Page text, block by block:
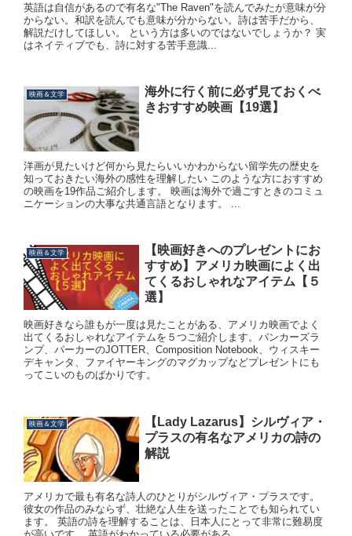
英語は自信があるので有名な"The Raven"を読んでみたが意味が分
からない。和訳を読んでも意味が分からない。詩は苦手だから、
解説だけしてほしい。 という方は多いのではないでしょうか？ 実
はネイティブでも、詩に対する苦手意識...
映画＆文学
海外に行く前に必ず見ておくべ
きおすすめ映画【19選】
洋画が見たいけど何から見たらいいかわからない留学先の歴史を
知っておきたい海外の感性を理解したい このような方におすすめ
の映画を19作品ご紹介します。 映画は海外で過ごすときのコミュ
ニケーションの大事な共通言語となります。 ...
映画＆文学
【映画好きへのプレゼントにお
すすめ】アメリカ映画によく出
てくるおしゃれなアイテム【５
選】
映画好きなら誰もが一度は見たことがある、アメリカ映画でよく
出てくるおしゃれなアイテムを５つご紹介します。バンカーズラ
ンプ、パーカーのJOTTER、Composition Notebook、ウィスキー
デキャンタ、ファイヤーキングのマグカップなどプレゼントにも
ってこいのものばかりです。
映画＆文学
【Lady Lazarus】シルヴィア・
プラスの有名なアメリカの詩の
解説
アメリカで最も有名な詩人のひとりがシルヴィア・プラスです。
彼女の作品のみならず、壮絶な人生を送ったことでも知られてい
ます。 英語の詩を理解することは、日本人にとって非常に難易度